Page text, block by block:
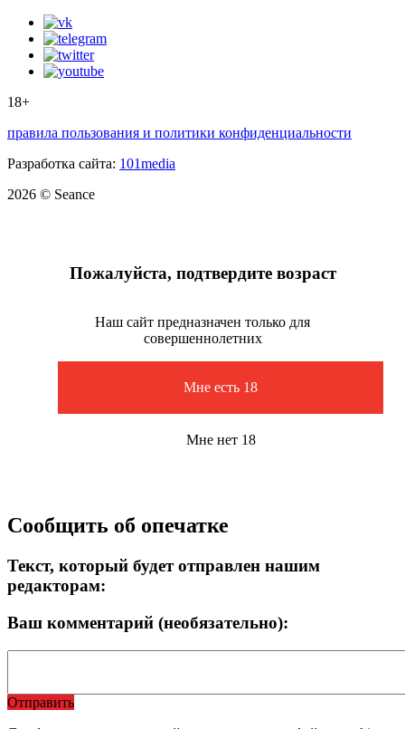
18+
правила пользования и политики конфиденциальности
Разработка сайта: 101media
2026 © Seance
Пожалуйста, подтвердите возраст
Наш сайт предназначен только для
совершеннолетних
Мне есть 18
Мне нет 18
Сообщить об опечатке
Текст, который будет отправлен нашим
редакторам:
Ваш комментарий (необязательно):
Отправить